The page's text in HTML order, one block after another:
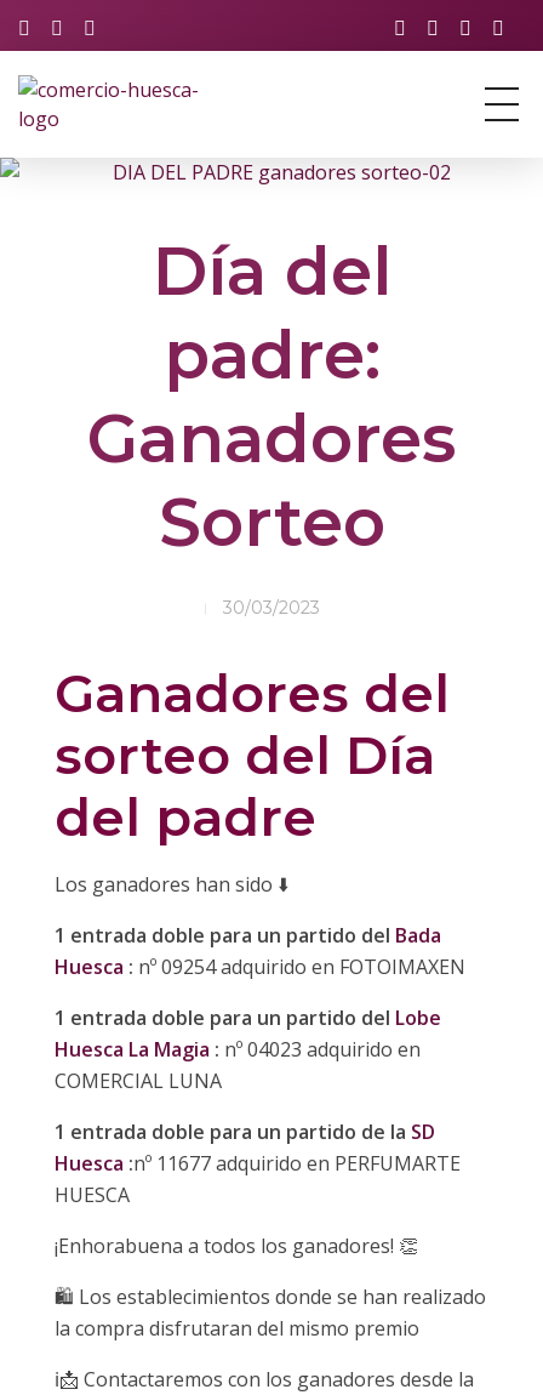
Día del
padre:
Ganadores
Sorteo
30/03/2023
Ganadores del
sorteo del Día
del padre
Los ganadores han sido ⬇️
1 entrada doble para un partido del Bada
Huesca : nº 09254 adquirido en FOTOIMAXEN
1 entrada doble para un partido del Lobe
Huesca La Magia : nº 04023 adquirido en
COMERCIAL LUNA
1 entrada doble para un partido de la SD
Huesca :nº 11677 adquirido en PERFUMARTE
HUESCA
¡Enhorabuena a todos los ganadores! 👏
🛍 Los establecimientos donde se han realizado
la compra disfrutaran del mismo premio
ℹ️📩 Contactaremos con los ganadores desde la